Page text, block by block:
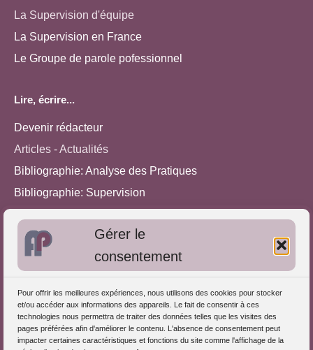
Gérer le
consentement
Pour offrir les meilleures expériences, nous utilisons des cookies pour stocker
et/ou accéder aux informations des appareils. Le fait de consentir à ces
technologies nous permettra de traiter des données telles que les visites des
pages préférées afin d'améliorer le contenu. L'absence de consentement peut
impacter certaines caractéristiques et fonctions du site comme l'affichage de la
La Supervision d'équipe
La Supervision en France
Le Groupe de parole pofessionnel
Lire, écrire...
Devenir rédacteur
Articles - Actualités
Bibliographie: Analyse des Pratiques
Bibliographie: Supervision
Approches de l'Analyse des pratiques
S'inscrire dans l'Annuaire
Publiez vos formations